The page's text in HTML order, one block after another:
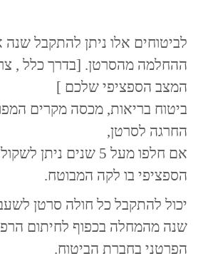
לביטוחים אלו ניתן להתקבל
ההחלמה מהסרטן. [בדרך כלל ,
המצב הספציפי שלכם ]
ביטוח בריאות, מכסה מקרים
החרגה לסרטן,
אם חלפו מעל 5 שנים
הספציפי בו לקה המבוטח.
שנה מהמחלה בכפוף לחיתום
הפרטני בחברת הביטוח.